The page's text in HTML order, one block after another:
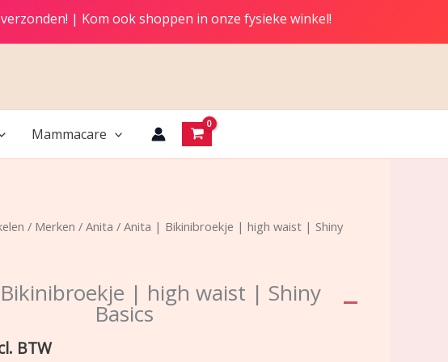
| Kom ook shoppen in onze fysieke winkel!
Mammacare
/ Merken / Anita / Anita | Bikinibroekje | high waist | Shiny
| high waist | Shiny
Basics
BTW